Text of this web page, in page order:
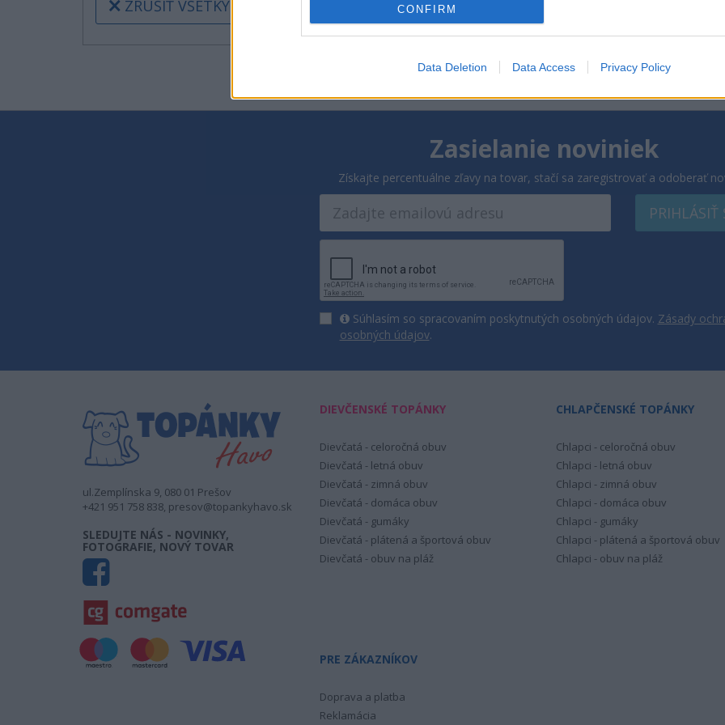
CONFIRM
Data Deletion Data Access Privacy Policy
ZRUŠIŤ VŠETKY FILTRE
Zasielanie noviniek
Získajte percentuálne zľavy na tovar, stačí sa zaregistrovať a odoberať
PRIHLÁSIŤ
Súhlasím so spracovaním poskytnutých osobných údajov. Zásady
osobných údajov.
ul.Zemplínska 9, 080 01 Prešov
+421 951 758 838, presov@topankyhavo.sk
SLEDUJTE NÁS - NOVINKY,
FOTOGRAFIE, NOVÝ TOVAR
DIEVČENSKÉ TOPÁNKY
Dievčatá - celoročná obuv
Dievčatá - letná obuv
Dievčatá - zimná obuv
Dievčatá - domáca obuv
Dievčatá - gumáky
Dievčatá - plátená a športová obuv
Dievčatá - obuv na pláž
CHLAPČENSKÉ TOPÁNKY
Chlapci - celoročná obuv
Chlapci - letná obuv
Chlapci - zimná obuv
Chlapci - domáca obuv
Chlapci - gumáky
Chlapci - plátená a športová obuv
Chlapci - obuv na pláž
PRE ZÁKAZNÍKOV
Doprava a platba
Reklamácia